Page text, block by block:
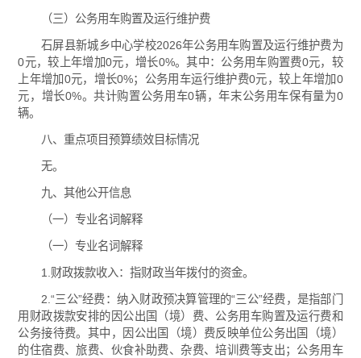
（三）公务用车购置及运行维护费
石屏县新城乡中心学校2026年公务用车购置及运行维护费为
0元，较上年增加0元，增长0%。其中：公务用车购置费0元，较
上年增加0元，增长0%；公务用车运行维护费0元，较上年增加0
元，增长0%。共计购置公务用车0辆，年末公务用车保有量为0
辆。
八、重点项目预算绩效目标情况
无。
九、其他公开信息
（一）专业名词解释
（一）专业名词解释
1.财政拨款收入：指财政当年拨付的资金。
2.“三公”经费：纳入财政预决算管理的“三公”经费，是指部门
用财政拨款安排的因公出国（境）费、公务用车购置及运行费和
公务接待费。其中，因公出国（境）费反映单位公务出国（境）
的住宿费、旅费、伙食补助费、杂费、培训费等支出；公务用车